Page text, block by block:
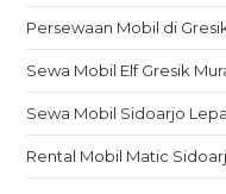
Persewaan Mobil di
Sewa Mobil Elf Gresik
Sewa Mobil Sidoarjo
Rental Mobil Matic